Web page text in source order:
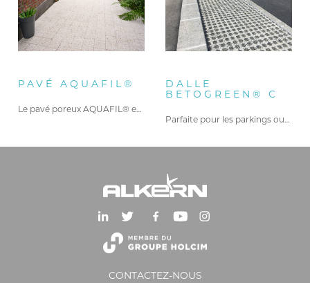
PAVÉ AQUAFIL®
Le pavé poreux AQUAFIL® est…
DALLE
BETOGREEN® C
Parfaite pour les parkings ou…
CONTACTEZ-NOUS